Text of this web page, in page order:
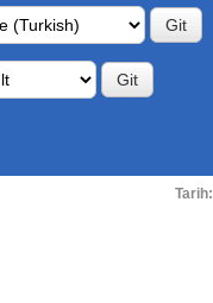
Tarih: